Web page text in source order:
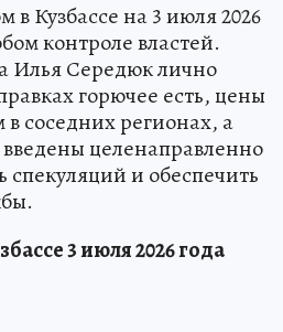
в Кузбассе на 3 июля 2026
контроле властей.
Илья Середюк лично
горючее есть, цены
соседних регионах, а
целенаправленно
спекуляций и обеспечить
3 июля 2026 года